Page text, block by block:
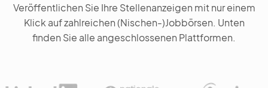
Veröffentlichen Sie Ihre Stellenanzeigen mit nur einem
Klick auf zahlreichen (Nischen-)Jobbörsen. Unten
finden Sie alle angeschlossenen Plattformen.